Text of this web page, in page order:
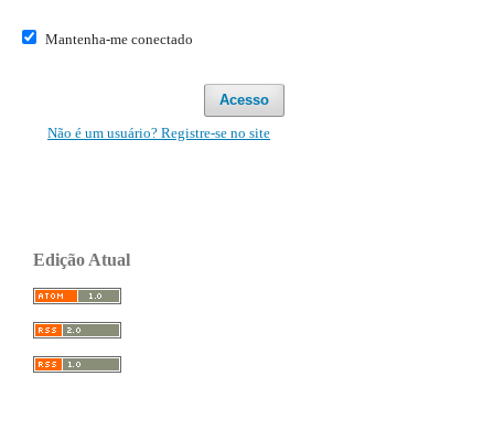
Mantenha-me conectado
Acesso
Não é um usuário? Registre-se no site
Edição Atual